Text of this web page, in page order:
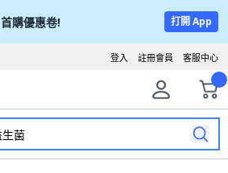
首購優惠卷! 打開 App
客服中心
註冊會員
登入